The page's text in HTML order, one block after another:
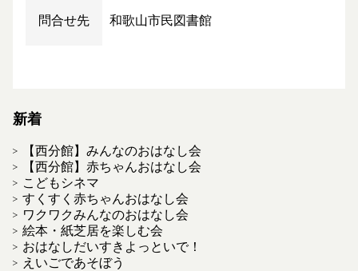
問合せ先 和歌山市民図書館
新着
【西分館】みんなのおはなし会
【西分館】赤ちゃんおはなし会
こどもシネマ
すくすく赤ちゃんおはなし会
ワクワクみんなのおはなし会
絵本・紙芝居を楽しむ会
おはなしだいすきよっといで！
えいごであそぼう